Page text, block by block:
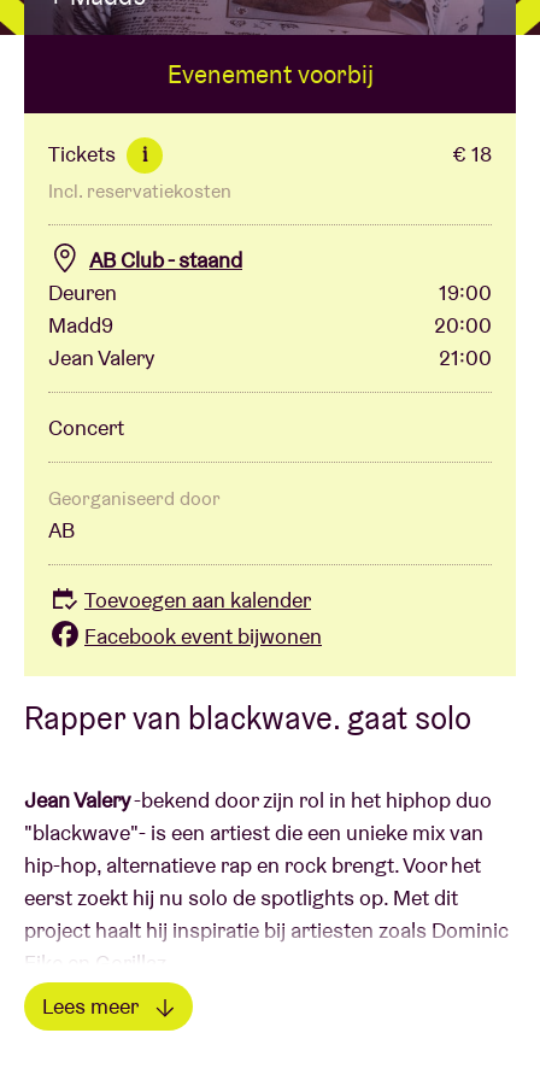
BRDCST
ABtv
Concertcheque
Over AB
Contact
Rapper van blackwave. gaat solo
Jean Valery-bekend door zijn rol in het hiphop duo
"blackwave"- is een artiest die een unieke mix van
hip-hop, alternatieve rap en rock brengt. Voor het
eerst zoekt hij nu solo de spotlights op. Met dit
project haalt hij inspiratie bij artiesten zoals Dominic
Fike en Gorillaz.
Zijn meer dan geslaagde debuutsingle "Drive Me
Lees meer
Evenement voorbij
Tickets i € 18
Incl. reservatiekosten
AB Club - staand
Deuren
19:00
Madd9
20:00
Jean Valery
21:00
Concert
Georganiseerd door
AB
Toevoegen aan kalender
Facebook event bijwonen